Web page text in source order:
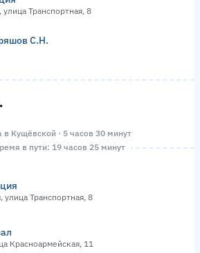
Транспортная, 8
С.Н.
в Кущёвской · 5 часов 30 минут
в пути: 19 часов 25 минут
улица Транспортная, 8
Красноармейская, 11